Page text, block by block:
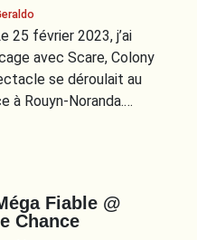
25 février 2023, j’ai
avec Scare, Colony
se déroulait au
à Rouyn-Noranda.…
Fiable @
Chance